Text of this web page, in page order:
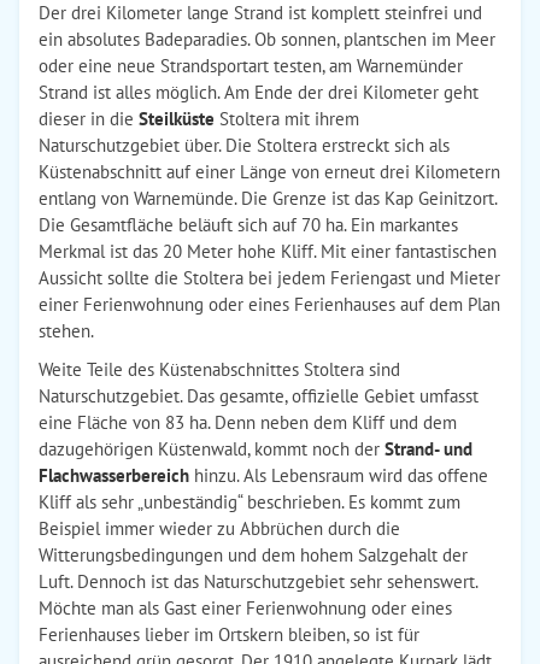
Der drei Kilometer lange Strand ist komplett steinfrei und
ein absolutes Badeparadies. Ob sonnen, plantschen im Meer
oder eine neue Strandsportart testen, am Warnemünder
Strand ist alles möglich. Am Ende der drei Kilometer geht
dieser in die Steilküste Stoltera mit ihrem
Naturschutzgebiet über. Die Stoltera erstreckt sich als
Küstenabschnitt auf einer Länge von erneut drei Kilometern
entlang von Warnemünde. Die Grenze ist das Kap Geinitzort.
Die Gesamtfläche beläuft sich auf 70 ha. Ein markantes
Merkmal ist das 20 Meter hohe Kliff. Mit einer fantastischen
Aussicht sollte die Stoltera bei jedem Feriengast und Mieter
einer Ferienwohnung oder eines Ferienhauses auf dem Plan
stehen.
Weite Teile des Küstenabschnittes Stoltera sind
Naturschutzgebiet. Das gesamte, offizielle Gebiet umfasst
eine Fläche von 83 ha. Denn neben dem Kliff und dem
dazugehörigen Küstenwald, kommt noch der Strand- und
Flachwasserbereich hinzu. Als Lebensraum wird das offene
Kliff als sehr „unbeständig“ beschrieben. Es kommt zum
Beispiel immer wieder zu Abbrüchen durch die
Witterungsbedingungen und dem hohem Salzgehalt der
Luft. Dennoch ist das Naturschutzgebiet sehr sehenswert.
Möchte man als Gast einer Ferienwohnung oder eines
Ferienhauses lieber im Ortskern bleiben, so ist für